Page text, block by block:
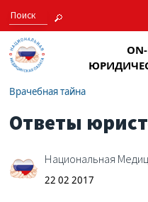
Врачебная тайна
Ответы
Национальная
22 02 2017